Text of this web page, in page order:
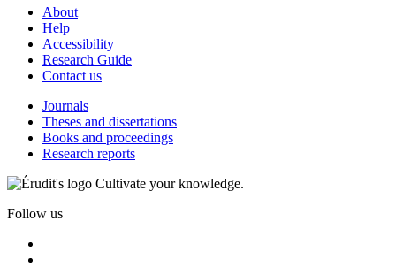
About
Help
Accessibility
Research Guide
Contact us
Journals
Theses and dissertations
Books and proceedings
Research reports
Cultivate your knowledge.
Follow us